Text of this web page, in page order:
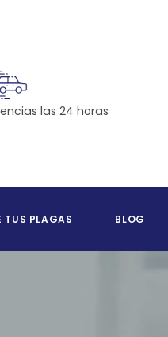
las 24 horas
TUS PLAGAS BLOG